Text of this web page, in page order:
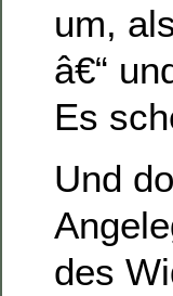
um,
â€“
Es
Und
des